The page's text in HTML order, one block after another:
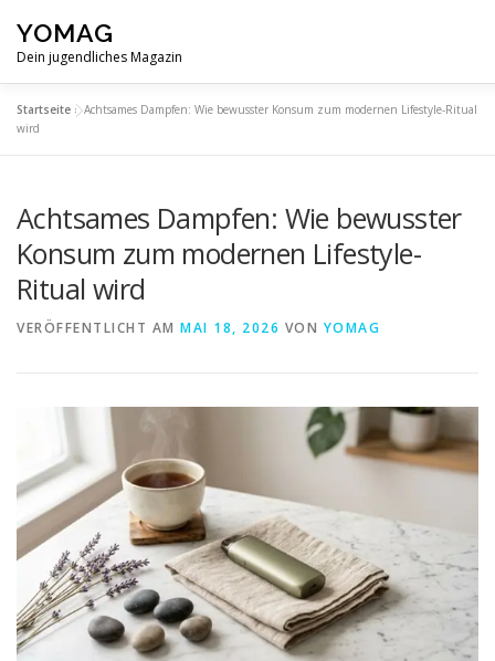
Inhalt
springen
YOMAG
Dein jugendliches Magazin
SPIRITUALITÄT
Startseite »Achtsames Dampfen: Wie bewusster Konsum zum modernen Lifestyle-Ritual
wird
Achtsames Dampfen: Wie bewusster
Konsum zum modernen Lifestyle-
Ritual wird
VERÖFFENTLICHT AM MAI 18, 2026 VON YOMAG